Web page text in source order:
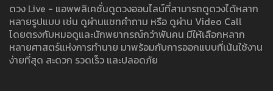
ดวง Live - แอพพลิเคชั่นดูดวงออนไลน์ที่สามารถดูดวงได้หลาก
หลายรูปแบบ เช่น ดูผ่านแชทคำถาม หรือ ดูผ่าน Video Call
โดยตรงกับหมอดูและนักพยากรณ์กว่าพันคน มีให้เลือกหลาก
หลายศาสตร์แห่งการทำนาย มาพร้อมกับการออกแบบที่เน้นใช้งาน
ง่ายที่สุด สะดวก รวดเร็ว และปลอดภัย